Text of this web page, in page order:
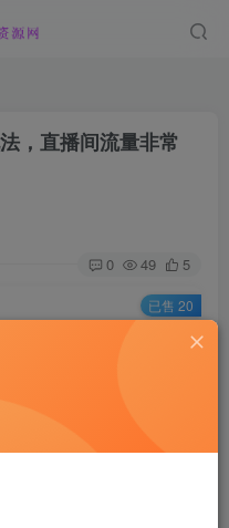
，直播间流量非常
0 49 5
源
钻石会员免费
已售 20